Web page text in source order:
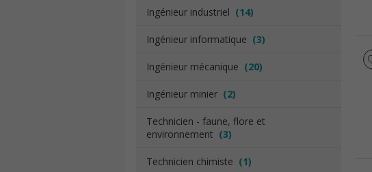
Ingénieur industriel (14)
Ingénieur informatique (3)
Ingénieur mécanique (20)
Ingénieur minier (2)
Technicien - faune, flore et
environnement (3)
Technicien chimiste (1)